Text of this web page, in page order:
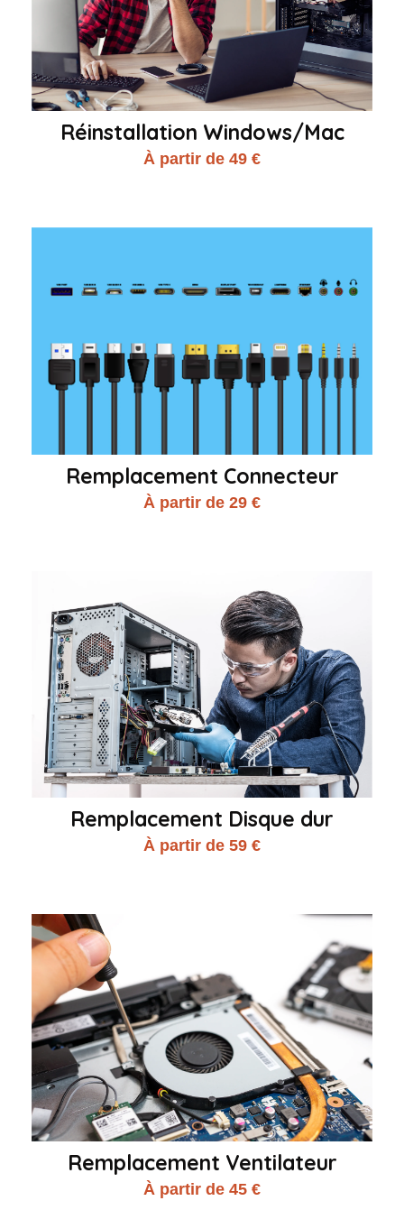
Réinstallation Windows/Mac
À partir de 49 €
Remplacement Connecteur
À partir de 29 €
Remplacement Disque dur
À partir de 59 €
Remplacement Ventilateur
À partir de 45 €